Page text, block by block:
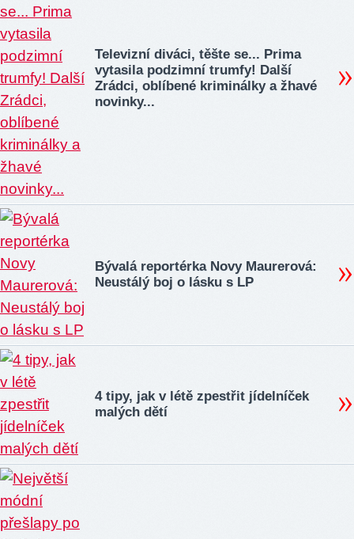
Televizní diváci, těšte se... Prima
vytasila podzimní trumfy! Další
Zrádci, oblíbené kriminálky a žhavé
novinky...
Bývalá reportérka Novy Maurerová:
Neustálý boj o lásku s LP
4 tipy, jak v létě zpestřit jídelníček
malých dětí